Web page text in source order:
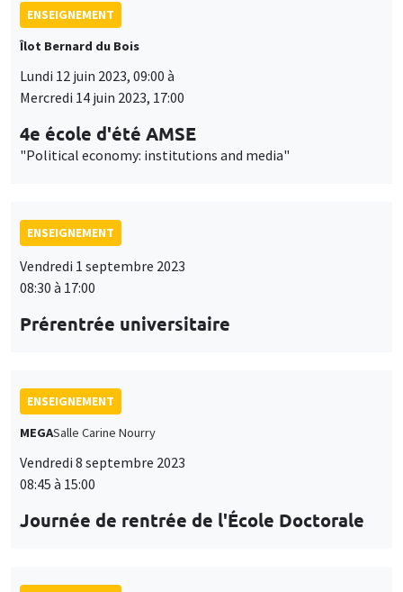
ENSEIGNEMENT
Îlot Bernard du Bois
Lundi 12 juin 2023, 09:00 à
Mercredi 14 juin 2023, 17:00
4e école d'été AMSE
"Political economy: institutions and media"
ENSEIGNEMENT
Vendredi 1 septembre 2023
08:30 à 17:00
Prérentrée universitaire
ENSEIGNEMENT
MEGASalle Carine Nourry
Vendredi 8 septembre 2023
08:45 à 15:00
Journée de rentrée de l'École Doctorale